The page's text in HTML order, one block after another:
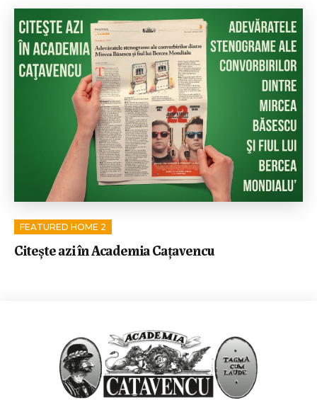
FEATURED HOME 2
Citeşte azi în Academia Caţavencu